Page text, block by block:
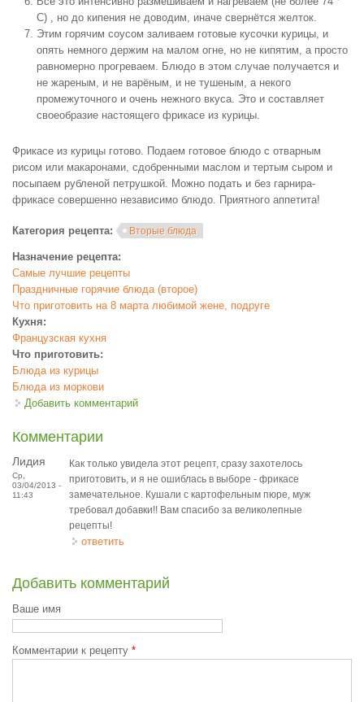
C) , но до кипения не доводим, иначе свернётся желток.
Этим горячим соусом заливаем готовые кусочки курицы, и
опять немного держим на малом огне, но не кипятим, а просто
равномерно прогреваем. Блюдо в этом случае получается и
не жареным, и не варёным, и не тушеным, а некого
промежуточного и очень нежного вкуса. Это и составляет
своеобразие настоящего фрикасе из курицы.
Фрикасе из курицы готово. Подаем готовое блюдо с отварным
рисом или макаронами, сдобренными маслом и тертым сыром и
посыпаем рубленой петрушкой. Можно подать и без гарнира-
фрикасе совершенно независимо блюдо. Приятного аппетита!
Категория рецепта: Вторые блюда
Назначение рецепта:
Самые лучшие рецепты
Праздничные горячие блюда (второе)
Что приготовить на 8 марта любимой жене, подруге
Кухня:
Французская кухня
Что приготовить:
Блюда из курицы
Блюда из моркови
Добавить комментарий
Комментарии
Лидия
Ср,
03/04/2013 -
11:43
Как только увидела этот рецепт, сразу захотелось
приготовить, и я не ошиблась в выборе - фрикасе
замечательное. Кушали с картофельным пюре, муж
требовал добавки!! Вам спасибо за великолепные
рецепты!
ответить
Добавить комментарий
Ваше имя
Комментарии к рецепту *